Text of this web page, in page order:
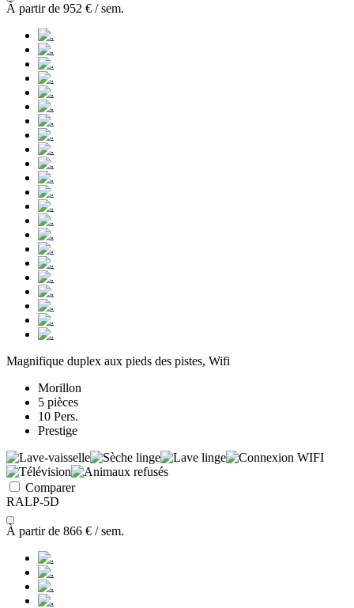
À partir de 952 € / sem.
Magnifique duplex aux pieds des pistes, Wifi
Morillon
5 pièces
10 Pers.
Prestige
Comparer
RALP-5D
À partir de 866 € / sem.